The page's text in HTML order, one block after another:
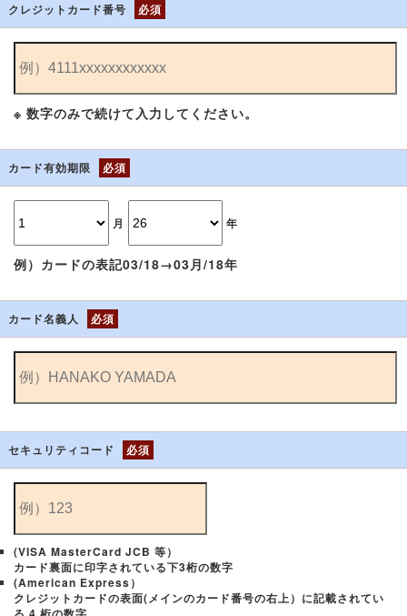
クレジットカード番号 必須
※ 数字のみで続けて入力してください。
カード有効期限 必須
月 年
例）カードの表記03/18→03月/18年
カード名義人 必須
セキュリティコード 必須
(VISA MasterCard JCB 等）
カード裏面に印字されている下3桁の数字
(American Express）
クレジットカードの表面(メインのカード番号の右上）に記載されてい